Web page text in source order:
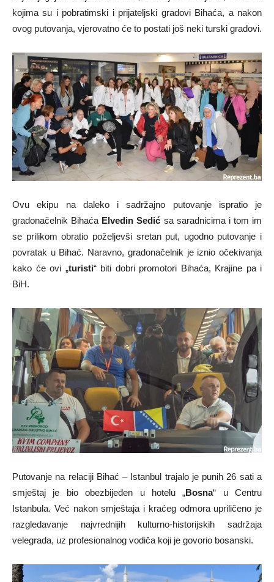
kojima su i pobratimski i prijateljski gradovi Bihaća, a nakon
ovog putovanja, vjerovatno će to postati još neki turski gradovi.
Ovu ekipu na daleko i sadržajno putovanje ispratio je
gradonačelnik Bihaća Elvedin Sedić sa saradnicima i tom im
se prilikom obratio poželjevši sretan put, ugodno putovanje i
povratak u Bihać. Naravno, gradonačelnik je iznio očekivanja
kako će ovi „turisti“ biti dobri promotori Bihaća, Krajine pa i
BiH.
Putovanje na relaciji Bihać – Istanbul trajalo je punih 26 sati a
smještaj je bio obezbijeđen u hotelu „Bosna“ u Centru
Istanbula. Već nakon smještaja i kraćeg odmora upriličeno je
razgledavanje najvrednijih kulturno-historijskih sadržaja
velegrada, uz profesionalnog vodiča koji je govorio bosanski.